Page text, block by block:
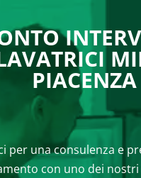
PIACENZA
per una consulenza e
con uno dei nostri